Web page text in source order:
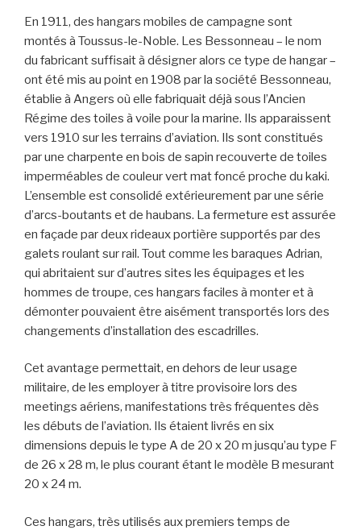
En 1911, des hangars mobiles de campagne sont
montés à Toussus-le-Noble. Les Bessonneau – le nom
du fabricant suffisait à désigner alors ce type de hangar –
ont été mis au point en 1908 par la société Bessonneau,
établie à Angers où elle fabriquait déjà sous l’Ancien
Régime des toiles à voile pour la marine. Ils apparaissent
vers 1910 sur les terrains d’aviation. Ils sont constitués
par une charpente en bois de sapin recouverte de toiles
imperméables de couleur vert mat foncé proche du kaki.
L’ensemble est consolidé extérieurement par une série
d’arcs-boutants et de haubans. La fermeture est assurée
en façade par deux rideaux portière supportés par des
galets roulant sur rail. Tout comme les baraques Adrian,
qui abritaient sur d’autres sites les équipages et les
hommes de troupe, ces hangars faciles à monter et à
démonter pouvaient être aisément transportés lors des
changements d’installation des escadrilles.
Cet avantage permettait, en dehors de leur usage
militaire, de les employer à titre provisoire lors des
meetings aériens, manifestations très fréquentes dès
les débuts de l’aviation. Ils étaient livrés en six
dimensions depuis le type A de 20 x 20 m jusqu’au type F
de 26 x 28 m, le plus courant étant le modèle B mesurant
20 x 24 m.
Ces hangars, très utilisés aux premiers temps de